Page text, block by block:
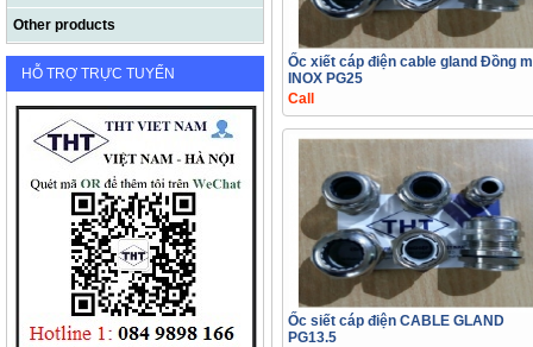
Other products
HỖ TRỢ TRỰC TUYẾN
Ốc xiết cáp điện cable gland Đồng
INOX PG25
Call
Ốc siết cáp điện CABLE GLAND
PG13.5